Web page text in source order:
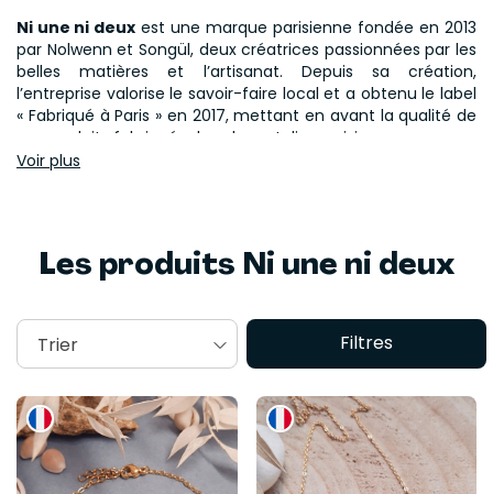
Ni une ni deux est une marque parisienne fondée en 2013
par Nolwenn et Songül, deux créatrices passionnées par les
belles matières et l’artisanat. Depuis sa création,
l’entreprise valorise le savoir-faire local et a obtenu le label
« Fabriqué à Paris » en 2017, mettant en avant la qualité de
ses produits fabriqués dans leur atelier parisien.
Engagée dans une démarche éco-responsable, la
tout en collaborant avec des partenaires de proximité pour
offrir des bijoux uniques💍
Lesproduits Ni une ni deux sont également embellis par
des finitions en laiton doré à l’or fin ou argenté, travaillés
par des artisans parisiens. Chaque pièce est produite sur
commande, garantissant une fabrication sans surplus ni
invendus !
Voir plus
Les produits Ni une ni deux
Filtres
Trier